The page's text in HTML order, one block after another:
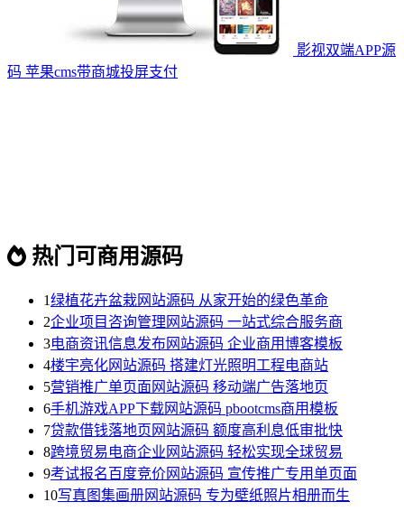
影视双端APP源
码 苹果cms带商城投屏支付
热门可商用源码
1绿植花卉盆栽网站源码 从家开始的绿色革命
2企业项目咨询管理网站源码 一站式综合服务商
3电商资讯信息发布网站源码 企业商用博客模板
4楼宇亮化网站源码 搭建灯光照明工程电商站
5营销推广单页面网站源码 移动端广告落地页
6手机游戏APP下载网站源码 pbootcms商用模板
7贷款借钱落地页网站源码 额度高利息低审批快
8跨境贸易电商企业网站源码 轻松实现全球贸易
9考试报名百度竞价网站源码 宣传推广专用单页面
10写真图集画册网站源码 专为壁纸照片相册而生